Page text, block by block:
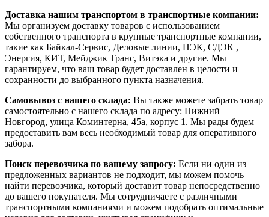
Доставка нашим транспортом в транспортные компании:
Мы организуем доставку товаров с использованием
собственного транспорта в крупные транспортные компании,
такие как Байкал-Сервис, Деловые линии, ПЭК, СДЭК ,
Энергия, КИТ, Мейджик Транс, Витэка и другие. Мы
гарантируем, что ваш товар будет доставлен в целости и
сохранности до выбранного пункта назначения.
Самовывоз с нашего склада: Вы также можете забрать товар
самостоятельно с нашего склада по адресу: Нижний
Новгород, улица Коминтерна, 45а, корпус 1. Мы рады будем
предоставить вам весь необходимый товар для оперативного
забора.
Поиск перевозчика по вашему запросу: Если ни один из
предложенных вариантов не подходит, мы можем помочь
найти перевозчика, который доставит товар непосредственно
до вашего покупателя. Мы сотрудничаете с различными
транспортными компаниями и можем подобрать оптимальные